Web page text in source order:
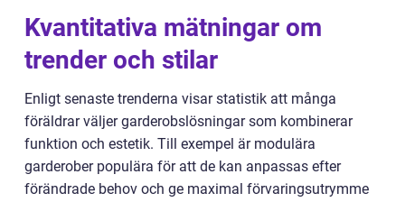
Kvantitativa mätningar om
trender och stilar
Enligt senaste trenderna visar statistik att många
föräldrar väljer garderobslösningar som kombinerar
funktion och estetik. Till exempel är modulära
garderober populära för att de kan anpassas efter
förändrade behov och ge maximal förvaringsutrymme